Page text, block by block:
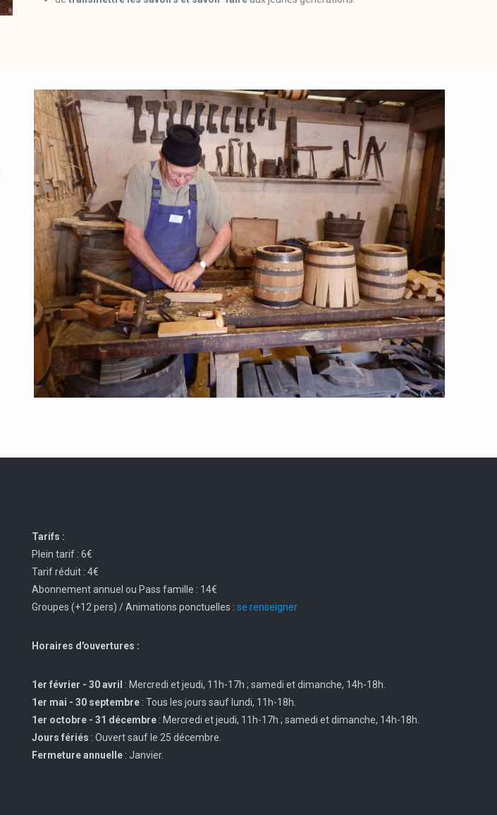
Tarifs :
Plein tarif : 6€
Tarif réduit : 4€
Abonnement annuel ou Pass famille : 14€
Groupes (+12 pers) / Animations ponctuelles : se renseigner
Horaires d'ouvertures :
1er février - 30 avril : Mercredi et jeudi, 11h-17h ; samedi et dimanche, 14h-18h.
1er mai - 30 septembre : Tous les jours sauf lundi, 11h-18h.
1er octobre - 31 décembre : Mercredi et jeudi, 11h-17h ; samedi et dimanche, 14h-18h.
Jours fériés : Ouvert sauf le 25 décembre.
Fermeture annuelle : Janvier.